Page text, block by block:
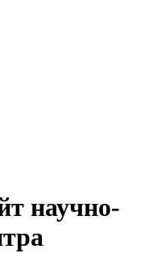
научно-